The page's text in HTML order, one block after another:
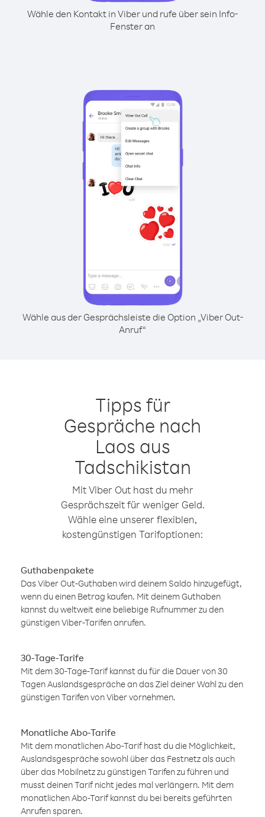
Wähle den Kontakt in Viber und rufe über sein Info-
Fenster an
Wähle aus der Gesprächsleiste die Option „Viber Out-
Anruf“
Tipps für
Gespräche nach
Laos aus
Tadschikistan
Mit Viber Out hast du mehr
Gesprächszeit für weniger Geld.
Wähle eine unserer flexiblen,
kostengünstigen Tarifoptionen:
Guthabenpakete
Das Viber Out-Guthaben wird deinem Saldo hinzugefügt,
wenn du einen Betrag kaufen. Mit deinem Guthaben
kannst du weltweit eine beliebige Rufnummer zu den
günstigen Viber-Tarifen anrufen.
30-Tage-Tarife
Mit dem 30-Tage-Tarif kannst du für die Dauer von 30
Tagen Auslandsgespräche an das Ziel deiner Wahl zu den
günstigen Tarifen von Viber vornehmen.
Monatliche Abo-Tarife
Mit dem monatlichen Abo-Tarif hast du die Möglichkeit,
Auslandsgespräche sowohl über das Festnetz als auch
über das Mobilnetz zu günstigen Tarifen zu führen und
musst deinen Tarif nicht jedes mal verlängern. Mit dem
monatlichen Abo-Tarif kannst du bei bereits geführten
Anrufen sparen.